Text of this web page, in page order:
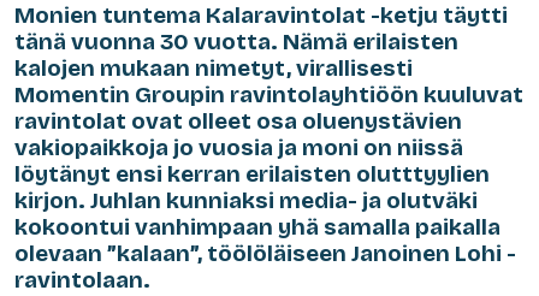
Monien tuntema Kalaravintolat -ketju täytti
tänä vuonna 30 vuotta. Nämä erilaisten
kalojen mukaan nimetyt, virallisesti
Momentin Groupin ravintolayhtiöön kuuluvat
ravintolat ovat olleet osa oluenystävien
vakiopaikkoja jo vuosia ja moni on niissä
löytänyt ensi kerran erilaisten olutttyylien
kirjon. Juhlan kunniaksi media- ja olutväki
kokoontui vanhimpaan yhä samalla paikalla
olevaan ”kalaan”, töölöläiseen Janoinen Lohi -
ravintolaan.